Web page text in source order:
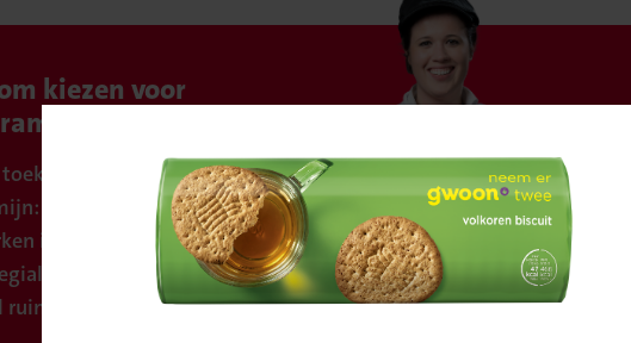
kiezen voor
toekomst voor de lange
Nettorama geeft om jou!
in een gezellige en
werksfeer.
ruimte voor eigen initiatief.
Bevestig
je locatie